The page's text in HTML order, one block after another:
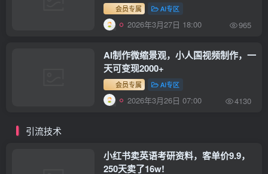
会员专属 AI专区
2026年3月27日 18:00 965
AI制作微缩景观，小人国视频制作，一
天可变现2000+
会员专属 AI专区
2026年3月26日 07:00 4130
引流技术
小红书卖英语考研资料，客单价9.9，
250天卖了16w!